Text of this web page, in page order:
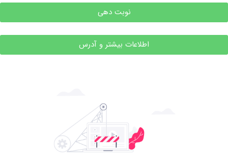
نوبت دهی
اطلاعات بیشتر و آدرس